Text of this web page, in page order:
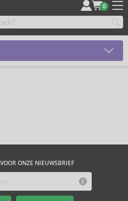
0
ONZE NIEUWSBRIEF